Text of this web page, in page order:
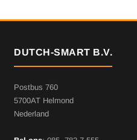
DUTCH-SMART B.V.
Postbus 760
5700AT Helmond
Nederland